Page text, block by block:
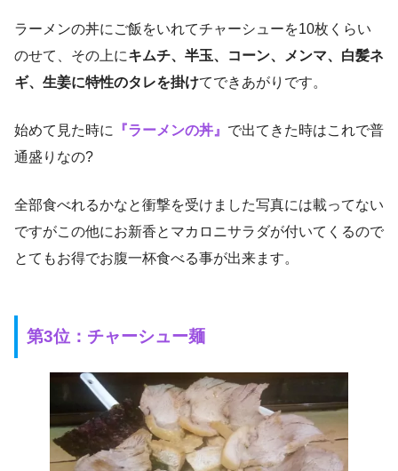
ラーメンの丼にご飯をいれてチャーシューを10枚くらい
のせて、その上にキムチ、半玉、コーン、メンマ、白髪ネ
ギ、生姜に特性のタレを掛けてできあがりです。
始めて見た時に 『ラーメンの丼』 で出てきた時はこれで普
通盛りなの?
全部食べれるかなと衝撃を受けました写真には載ってない
ですがこの他にお新香とマカロニサラダが付いてくるので
とてもお得でお腹一杯食べる事が出来ます。
第3位：チャーシュー麺